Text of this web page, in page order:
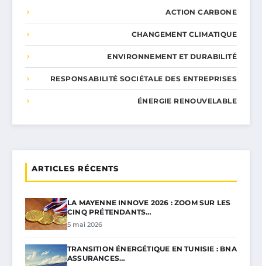
ACTION CARBONE
CHANGEMENT CLIMATIQUE
ENVIRONNEMENT ET DURABILITÉ
RESPONSABILITÉ SOCIÉTALE DES ENTREPRISES
ÉNERGIE RENOUVELABLE
ARTICLES RÉCENTS
LA MAYENNE INNOVE 2026 : ZOOM SUR LES
CINQ PRÉTENDANTS…
5 mai 2026
TRANSITION ÉNERGÉTIQUE EN TUNISIE : BNA
ASSURANCES…